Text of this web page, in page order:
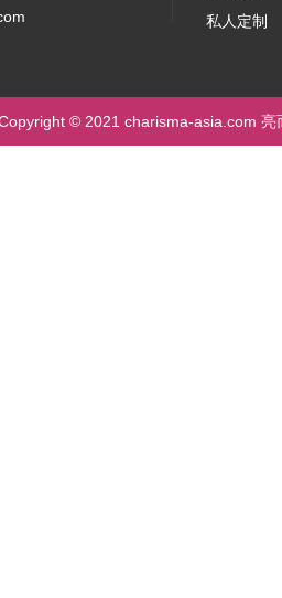
私人定制
© 2021 charisma-asia.com 亮